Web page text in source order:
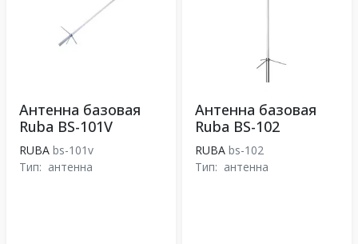
Антенна базовая
Ruba BS-101V
RUBA bs-101v
Тип: антенна
Антенна базовая
Ruba BS-102
RUBA bs-102
Тип: антенна